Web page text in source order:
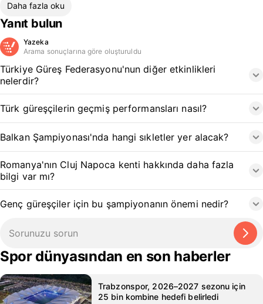
Daha fazla oku
Yanıt bulun
Yazeka
Arama sonuçlarına göre oluşturuldu
Türkiye Güreş Federasyonu'nun diğer etkinlikleri
nelerdir?
Türk güreşçilerin geçmiş performansları nasıl?
Balkan Şampiyonası'nda hangi sıkletler yer alacak?
Romanya'nın Cluj Napoca kenti hakkında daha fazla
bilgi var mı?
Genç güreşçiler için bu şampiyonanın önemi nedir?
Spor dünyasından en son haberler
Trabzonspor, 2026–2027 sezonu için
25 bin kombine hedefi belirledi